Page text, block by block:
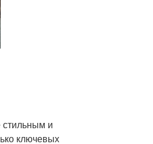
стильным и
ключевых